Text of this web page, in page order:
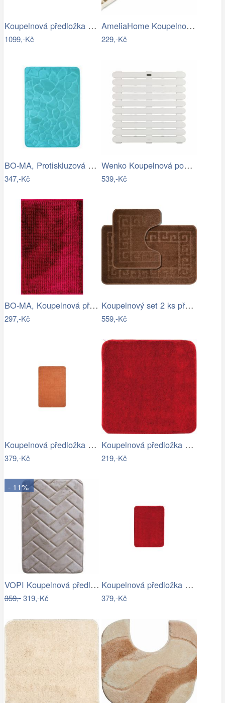
Koupelnová předložka ART
1099,-Kč
AmeliaHome Koupelnová předložka Bati…
229,-Kč
BO-MA, Protiskluzová koupelnová…
347,-Kč
Wenko Koupelnová podložka do sprchy…
539,-Kč
BO-MA, Koupelnová předložka Ella micro…
297,-Kč
Koupelnový set 2 ks předložek WAYMORE
559,-Kč
Koupelnová předložka Optima 60x90 cm…
379,-Kč
Koupelnová předložka Optima 55x55 cm…
219,-Kč
- 11%
VOPI Koupelnová předložka s paměťovou…
359,-319,-Kč
Koupelnová předložka Optima 60x90 cm…
379,-Kč